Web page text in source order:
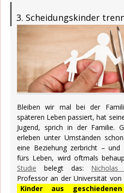
3. Scheidungskinder
Bleiben wir mal bei der
späteren Leben passiert, hat
Jugend, sprich in der Familie.
erleben unter Umständen
eine Beziehung zerbricht – und
fürs Leben, wird oftmals
Studie belegt das: Nicholas
Professor an der Universität
Kinder aus